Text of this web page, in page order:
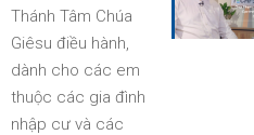
Thánh Tâm Chúa
Giêsu điều hành,
dành cho các em
thuộc các gia đình
nhập cư và các